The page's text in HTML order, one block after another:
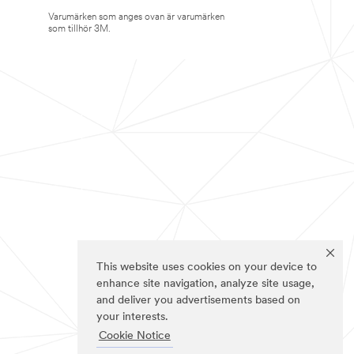
This website uses cookies on your device to
enhance site navigation, analyze site usage,
and deliver you advertisements based on
your interests.
Cookie Notice
Varumärken som anges ovan är varumärken
som tillhör 3M.